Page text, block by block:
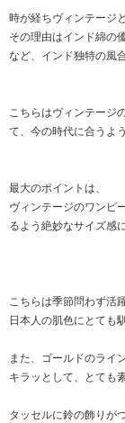
時が経ちヴィンテージ
その理由はインド綿の
など、インド独特の風
こちらはヴィンテージ
て、今の時代に合うよ
最大のポイントは、
ヴィンテージのワンピ
るよう絶妙なサイズ感
こちらは季節問わず活
日本人の肌色にとても
また、ゴールドのライ
キラッとして、とても
タッセルに鈴の飾りが